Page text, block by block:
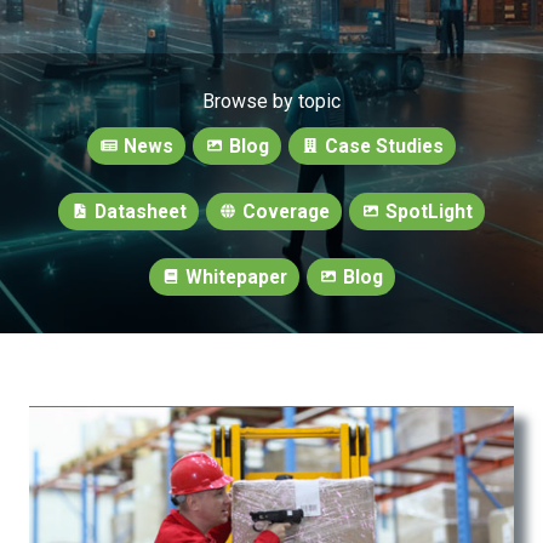
Browse by topic
News
Blog Case Studies
Datasheet Coverage SpotLight
Whitepaper Blog